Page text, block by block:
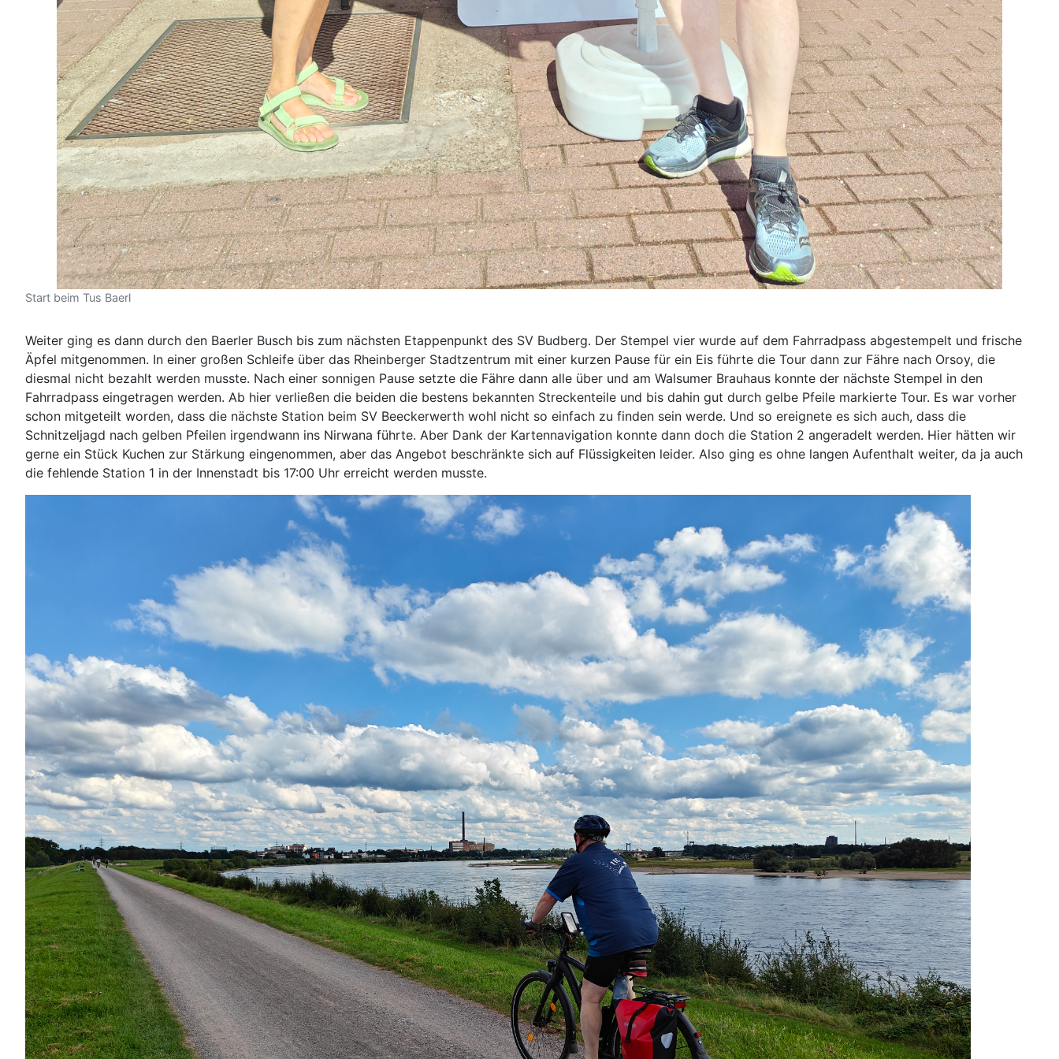
Start beim Tus Baerl
Weiter ging es dann durch den Baerler Busch bis zum nächsten Etappenpunkt des SV Budberg. Der Stempel vier wurde auf dem Fahrradpass abgestempelt und frische
Äpfel mitgenommen. In einer großen Schleife über das Rheinberger Stadtzentrum mit einer kurzen Pause für ein Eis führte die Tour dann zur Fähre nach Orsoy, die
diesmal nicht bezahlt werden musste. Nach einer sonnigen Pause setzte die Fähre dann alle über und am Walsumer Brauhaus konnte der nächste Stempel in den
Fahrradpass eingetragen werden. Ab hier verließen die beiden die bestens bekannten Streckenteile und bis dahin gut durch gelbe Pfeile markierte Tour. Es war vorher
schon mitgeteilt worden, dass die nächste Station beim SV Beeckerwerth wohl nicht so einfach zu finden sein werde. Und so ereignete es sich auch, dass die
Schnitzeljagd nach gelben Pfeilen irgendwann ins Nirwana führte. Aber Dank der Kartennavigation konnte dann doch die Station 2 angeradelt werden. Hier hätten wir
gerne ein Stück Kuchen zur Stärkung eingenommen, aber das Angebot beschränkte sich auf Flüssigkeiten leider. Also ging es ohne langen Aufenthalt weiter, da ja auch
die fehlende Station 1 in der Innenstadt bis 17:00 Uhr erreicht werden musste.